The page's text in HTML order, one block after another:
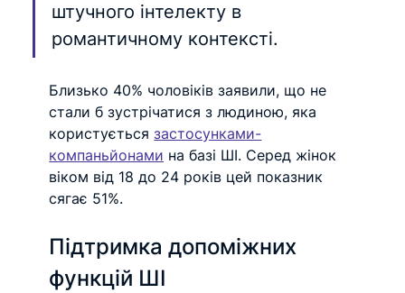
штучного інтелекту в
романтичному контексті.
Близько 40% чоловіків заявили, що не
стали б зустрічатися з людиною, яка
користується застосунками-
компаньйонами на базі ШІ. Серед жінок
віком від 18 до 24 років цей показник
сягає 51%.
Підтримка допоміжних
функцій ШІ